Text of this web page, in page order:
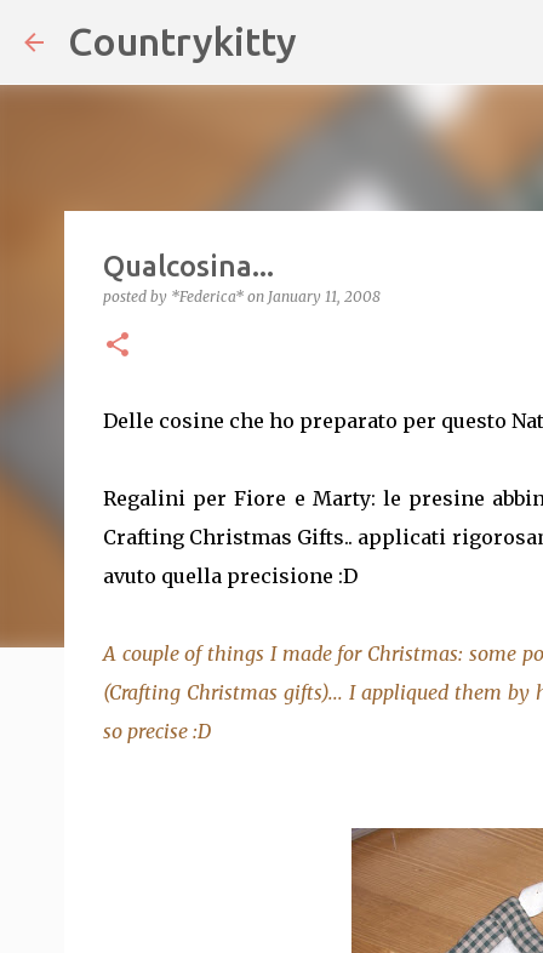
Countrykitty
Qualcosina...
posted by *Federica* on January 11, 2008
Delle cosine che ho preparato per questo
Regalini per Fiore e Marty: le presine
Crafting Christmas Gifts.. applicati
avuto quella precisione :D
A couple of things I made for Christmas: some
(Crafting Christmas gifts)... I appliqued them
so precise :D